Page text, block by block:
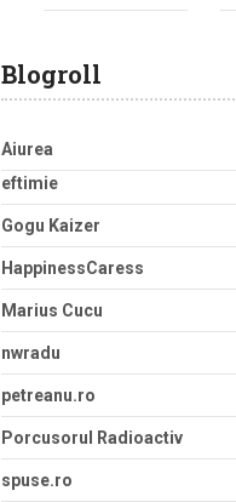
Blogroll
Aiurea
eftimie
Gogu Kaizer
HappinessCaress
Marius Cucu
nwradu
petreanu.ro
Porcusorul Radioactiv
spuse.ro